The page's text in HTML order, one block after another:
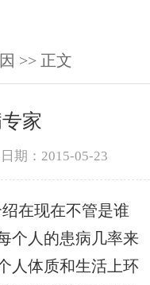
>> 正文
家
日期：2015-05-23
在现在不管是谁
个人的患病几率来
人体质和生活上环